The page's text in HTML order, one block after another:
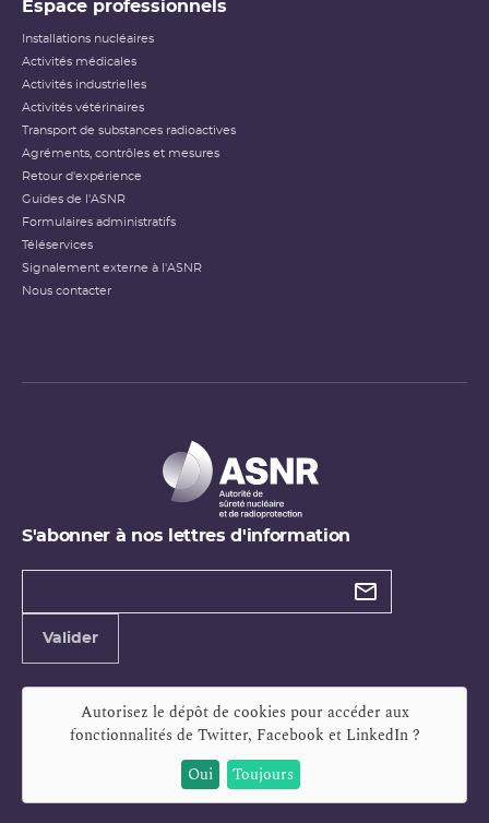
Espace professionnels
Installations nucléaires
Activités médicales
Activités industrielles
Activités vétérinaires
Transport de substances radioactives
Agréments, contrôles et mesures
Retour d'expérience
Guides de l'ASNR
Formulaires administratifs
Téléservices
Signalement externe à l'ASNR
Nous contacter
S'abonner à nos lettres d'information
Types de
Valider
Autorisez le dépôt de cookies pour accéder aux
fonctionnalités de Twitter, Facebook et LinkedIn?
Oui
Toujours